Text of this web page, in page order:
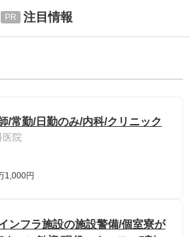
注目情報
/常勤/日勤のみ/内科/クリニック
医院
1,000円
ンフラ施設の施設警備/個室寮が